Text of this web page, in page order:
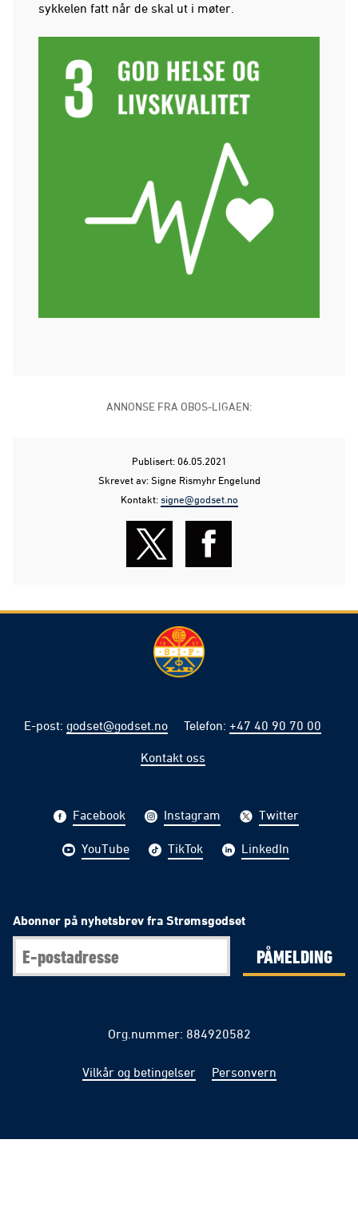
sykkelen fatt når de skal ut i møter.
ANNONSE FRA OBOS-LIGAEN:
Publisert: 06.05.2021
Skrevet av: Signe Rismyhr Engelund
Kontakt:signe@godset.no
E-post: godset@godset.no Telefon: +47 40 90 70 00
Kontakt oss
Facebook Instagram Twitter
YouTube TikTok LinkedIn
Abonner på nyhetsbrev fra Strømsgodset
PÅMELDING
Org.nummer: 884920582
Vilkår og betingelser Personvern